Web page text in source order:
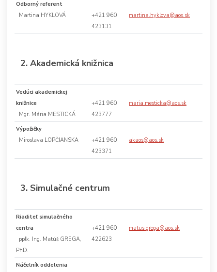
Odborný referent
Martina HYKLOVÁ
+421 960
423131
martina.hyklova@aos.sk
2. Akademická knižnica
Vedúci akademickej
knižnice
Mgr. Mária MESTICKÁ
+421 960
423777
maria.mesticka@aos.sk
Výpožičky
Miroslava LOPČIANSKA
+421 960
423371
akaos@aos.sk
3. Simulačné centrum
Riaditeľ simulačného
centra
pplk. Ing. Matúš GREGA,
PhD.
+421 960
422623
matus.grega@aos.sk
Náčelník oddelenia